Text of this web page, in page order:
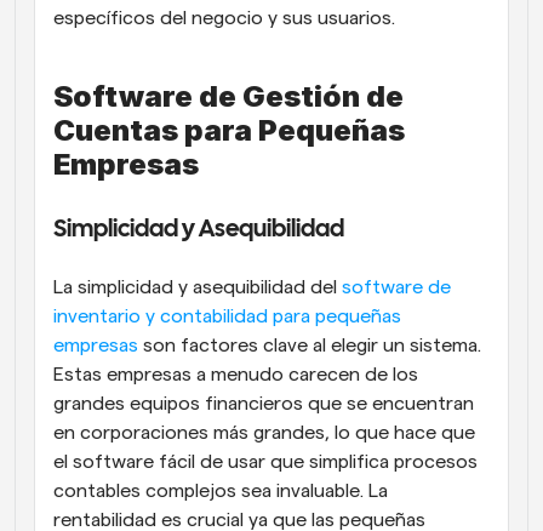
específicos del negocio y sus usuarios.
Software de Gestión de
Cuentas para Pequeñas
Empresas
Simplicidad y Asequibilidad
La simplicidad y asequibilidad del software de
inventario y contabilidad para pequeñas
empresas son factores clave al elegir un sistema.
Estas empresas a menudo carecen de los
grandes equipos financieros que se encuentran
en corporaciones más grandes, lo que hace que
el software fácil de usar que simplifica procesos
contables complejos sea invaluable. La
rentabilidad es crucial ya que las pequeñas